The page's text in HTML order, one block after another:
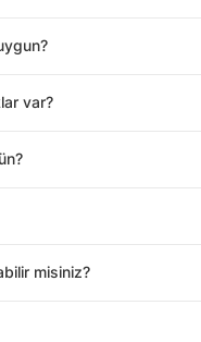
var?
misiniz?